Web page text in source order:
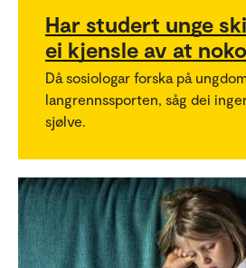
Har studert unge
ei kjensle av at
Då sosiologar forska på
langrennssporten, såg dei
sjølve.